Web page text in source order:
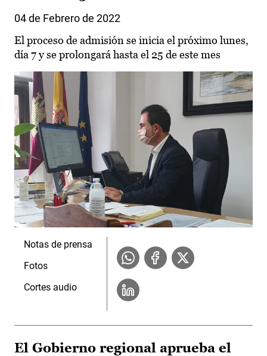
04 de Febrero de 2022
El proceso de admisión se inicia el próximo lunes,
día 7 y se prolongará hasta el 25 de este mes
Notas de prensa
Fotos
Cortes audio
El Gobierno regional aprueba el